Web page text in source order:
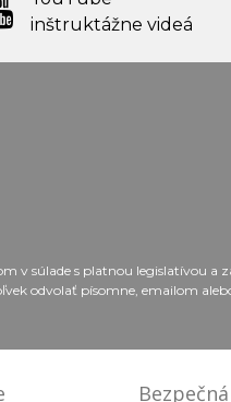
inštruktážne videá
v súlade s platnou legislatívou
odvolať písomne, emailom